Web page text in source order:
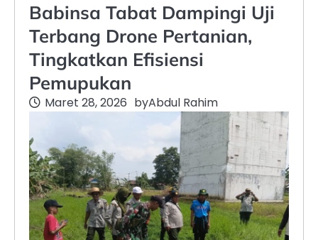
Babinsa Tabat Dampingi Uji
Terbang Drone Pertanian,
Tingkatkan Efisiensi
Pemupukan
Maret 28, 2026 byAbdul Rahim